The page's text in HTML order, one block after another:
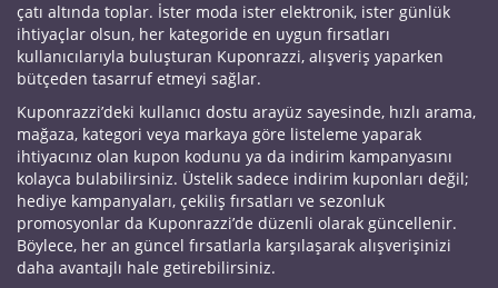
çatı altında toplar. İster moda ister elektronik, ister günlük
ihtiyaçlar olsun, her kategoride en uygun fırsatları
kullanıcılarıyla buluşturan Kuponrazzi, alışveriş yaparken
bütçeden tasarruf etmeyi sağlar.
Kuponrazzi’deki kullanıcı dostu arayüz sayesinde, hızlı arama,
mağaza, kategori veya markaya göre listeleme yaparak
ihtiyacınız olan kupon kodunu ya da indirim kampanyasını
kolayca bulabilirsiniz. Üstelik sadece indirim kuponları değil;
hediye kampanyaları, çekiliş fırsatları ve sezonluk
promosyonlar da Kuponrazzi’de düzenli olarak güncellenir.
Böylece, her an güncel fırsatlarla karşılaşarak alışverişinizi
daha avantajlı hale getirebilirsiniz.